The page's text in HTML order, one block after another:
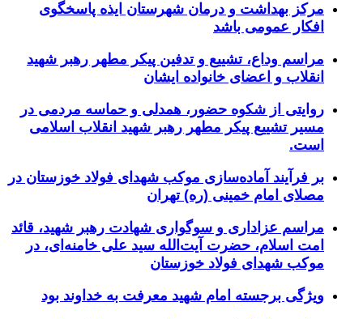
مرکز بهداشت و درمان شهرستان ایذه پاسخگوی
افکار عمومی باشد
مراسم وداع، تشییع و تدفین پیکر مطهر رهبر شهید
انقلاب و اعضای خانواده ایشان
روایتی از شکوه حضور، همدلی و حماسه مردمی در
مسیر تشییع پیکر مطهر رهبر شهید انقلاب اسلامی
است.
بر فرآیند آماده‌سازی موکب شهدای فولاد خوزستان در
مصلای امام خمینی (ره) تهران
مراسم عزاداری و سوگواری شهادت رهبر شهید، قائد
امت اسلام، حضرت آیت‌الله سید علی خامنه‌ای، در
موکب شهدای فولاد خوزستان
ویژگی برجسته امام شهید معرفت به خداوند بود